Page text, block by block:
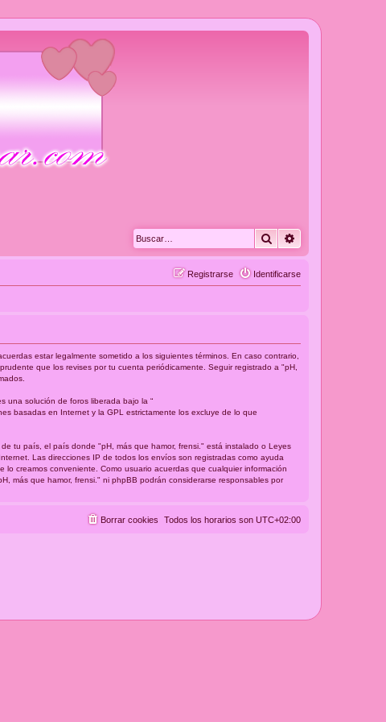
Buscar
Identificarse
Registrarse
estar legalmente sometido a los siguientes términos. En caso contrario,
que los revises por tu cuenta periódicamente. Seguir registrado a "pH,
una solución de foros liberada bajo la “
basadas en Internet y la GPL estrictamente los excluye de lo que
tu país, el país donde "pH, más que hamor, frensi." está instalado o Leyes
Las direcciones IP de todos los envíos son registradas como ayuda
creamos conveniente. Como usuario acuerdas que cualquier información
más que hamor, frensi." ni phpBB podrán considerarse responsables por
Todos los horarios son UTC+02:00
Borrar cookies